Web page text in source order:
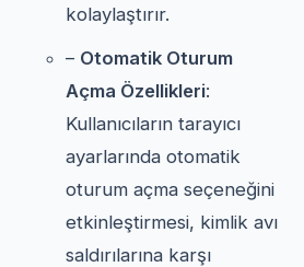
kolaylaştırır.
– Otomatik Oturum
Açma Özellikleri:
Kullanıcıların tarayıcı
ayarlarında otomatik
oturum açma seçeneğini
etkinleştirmesi, kimlik avı
saldırılarına karşı